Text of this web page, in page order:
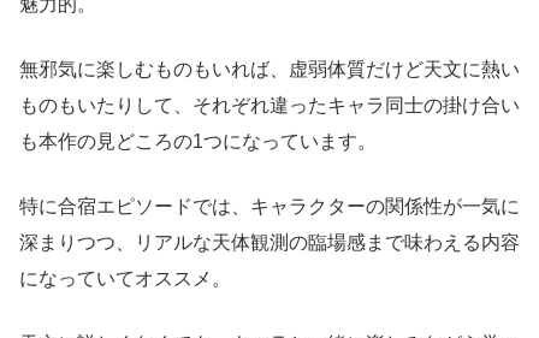
魅力的。
無邪気に楽しむものもいれば、虚弱体質だけど天文に熱い
ものもいたりして、それぞれ違ったキャラ同士の掛け合い
も本作の見どころの1つになっています。
特に合宿エピソードでは、キャラクターの関係性が一気に
深まりつつ、リアルな天体観測の臨場感まで味わえる内容
になっていてオススメ。